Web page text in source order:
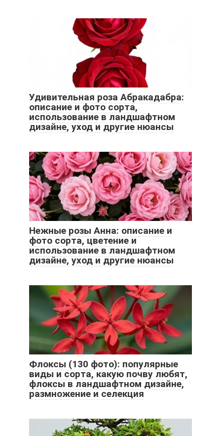
Удивительная роза Абракадабра:
описание и фото сорта,
использование в ландшафтном
дизайне, уход и другие нюансы
Нежные розы Анна: описание и
фото сорта, цветение и
использование в ландшафтном
дизайне, уход и другие нюансы
Флоксы (130 фото): популярные
виды и сорта, какую почву любят,
флоксы в ландшафтном дизайне,
размножение и селекция